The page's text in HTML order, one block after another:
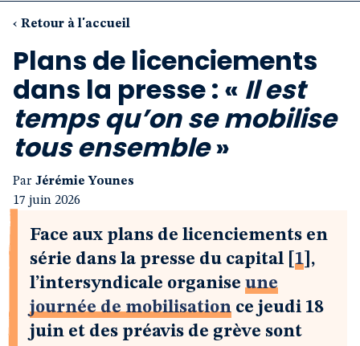
Nos propositions
Notre revue
Boutique
‹ Retour à l'accueil
Plans de licenciements
dans la presse : « Il est
temps qu’on se mobilise
tous ensemble»
Par Jérémie Younes
17 juin 2026
Face aux plans de licenciements en
série dans la presse du capital[ 1 ,
l’intersyndicale organise une
journée de mobilisation ce jeudi 18
juin et des préavis de grève sont